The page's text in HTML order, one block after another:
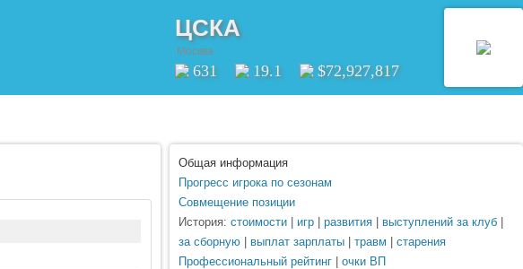
ЦСКА
Москва
631 19.1 $72,927,817
Общая информация
Прогресс игрока по сезонам
Совмещение позиции
История: стоимости игр развития выступлений за клуб
за сборную
выплат зарплаты травм
старения
Профессиональный рейтинг
очки ВП